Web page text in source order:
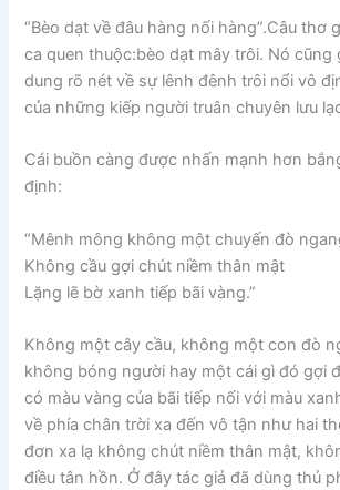
“Bèo dạt về đâu hàng nối hàng”.Câu thơ
ca quen thuộc:bèo dạt mây trôi. Nó cũng
dung rõ nét về sự lênh đênh trôi nổi vô
của những kiếp người truân chuyên lưu
Cái buồn càng được nhấn mạnh hơn
định:
“Mênh mông không một chuyến đò
Không cầu gợi chút niềm thân mật
Lặng lẽ bờ xanh tiếp bãi vàng.”
Không một cây cầu, không một con đò
không bóng người hay một cái gì đó gợi
có màu vàng của bãi tiếp nối với màu
về phía chân trời xa đến vô tận như hai
đơn xa lạ không chút niềm thân mật,
điều tân hồn. Ở đây tác giả đã dùng thủ